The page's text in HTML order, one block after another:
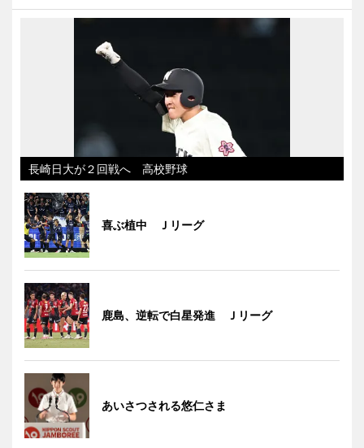
長崎日大が２回戦へ 高校野球
喜ぶ植中 Ｊリーグ
鹿島、逆転で白星発進 Ｊリーグ
あいさつされる悠仁さま